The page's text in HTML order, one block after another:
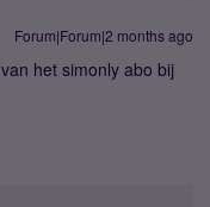
Forum|Forum|2 months ago
het simonly abo bij